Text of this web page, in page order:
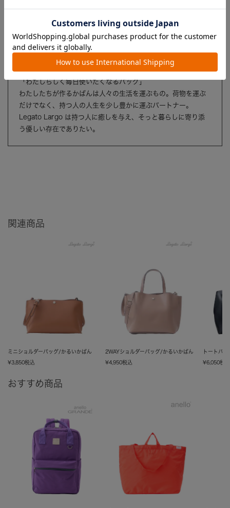
レガートラルゴ
「わたしらしく毎日使いたくなるバッグ」
わたしたちが作るかばんは人々の生活を運ぶもの。荷物を運ぶ
だけでなく、持つ人の人生を少し豊かに運ぶパートナー。
Legato Largo は持つ人に癒しを与え、そっと暮らしに寄り添
う優しい存在でありたい。
関連商品
ミニショルダーバッグ/かるいかばん
¥3,850税込
2WAYショルダーバッグ/かるいかばん
¥4,950税込
トートバ
¥6,050税込
おすすめ商品